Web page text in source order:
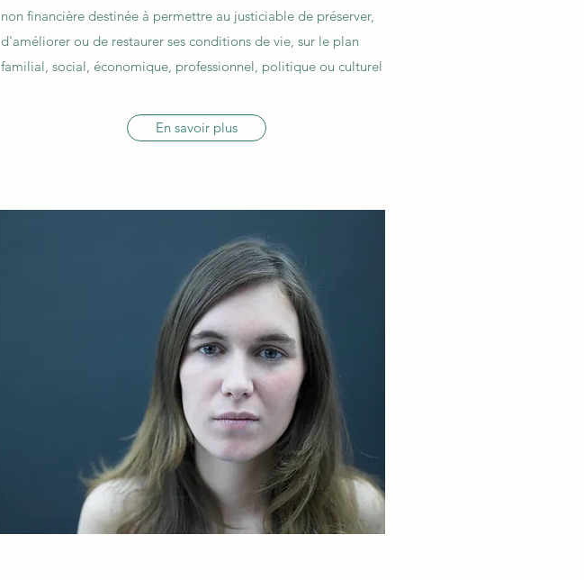
non financière destinée à permettre au justiciable de préserver,
d'améliorer ou de restaurer ses conditions de vie, sur le plan
familial, social, économique, professionnel, politique ou culturel
En savoir plus